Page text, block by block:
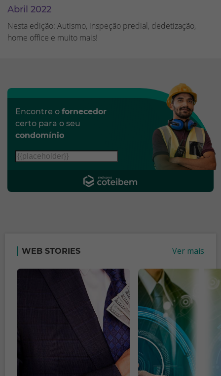
Abril 2022
Nesta edição: Autismo, inspeção predial, dedetização,
home office e muito mais!
Encontre o fornecedor
certo para o seu
condomínio
WEB STORIES Ver mais